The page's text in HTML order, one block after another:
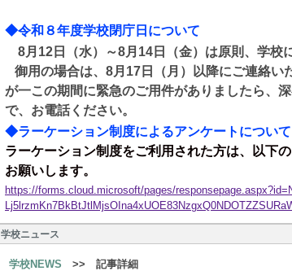
◆令和８年度学校閉庁日について
8月 12 日（水）～8月 14 日（金）は原則、学校
御用の場合は、 8月 17 日（月）以降にご連絡い
が一この期間に緊急のご用件がありましたら、
で、お電話ください。
◆ラーケーション制度によるアンケートについて
ラーケーション制度をご利用された方は、以下
お願いします。
https://forms.cloud.microsoft/pages/
学校ニュース
学校NEWS >> 記事詳細